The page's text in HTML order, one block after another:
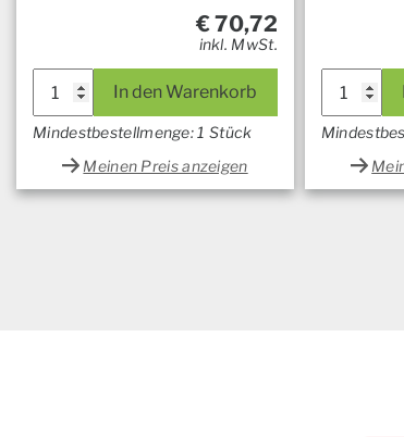
€70,72
inkl. MwSt.
In den Warenkorb
Mindestbestellmenge: 1 Stück
Meinen Preis anzeigen